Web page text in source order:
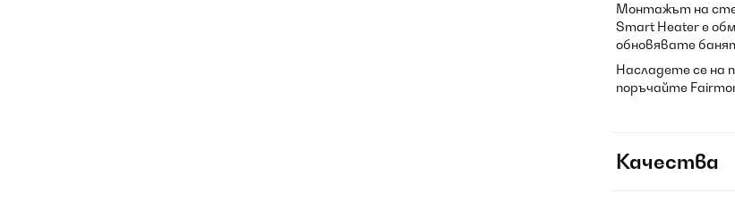
Монтажът на
Smart Heater е
обновявате
Насладете се на
поръчайте
Качества